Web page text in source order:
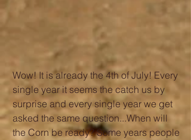
Wow! It is already the 4th of July! Every
single year it seems the catch us by
surprise and every single year we get
asked the same question...When will
the Corn be ready? Some years people